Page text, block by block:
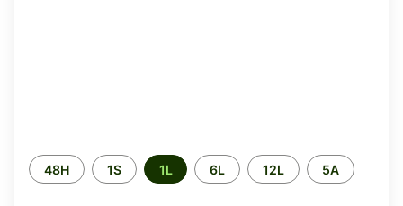
Perioada
48H 1S 1L 6L 12L 5A